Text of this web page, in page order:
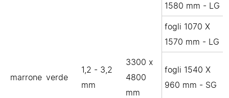
1580 mm - LG
fogli 1070 X
1570 mm - LG
marrone verde
1,2 - 3,2
mm
3300 x
4800
mm
fogli 1540 X
960 mm - SG